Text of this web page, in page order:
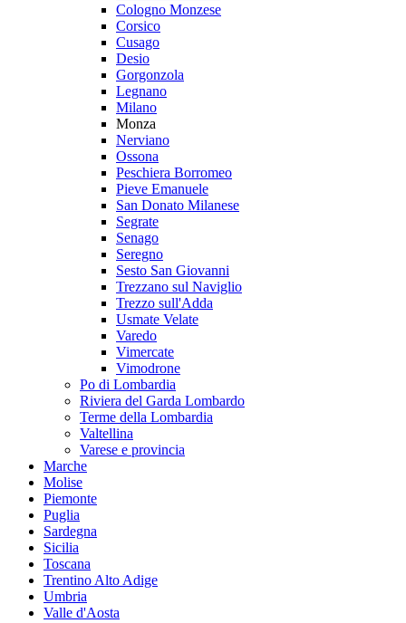
Cologno Monzese
Corsico
Cusago
Desio
Gorgonzola
Legnano
Milano
Monza
Nerviano
Ossona
Peschiera Borromeo
Pieve Emanuele
San Donato Milanese
Segrate
Senago
Seregno
Sesto San Giovanni
Trezzano sul Naviglio
Trezzo sull'Adda
Usmate Velate
Varedo
Vimercate
Vimodrone
Po di Lombardia
Riviera del Garda Lombardo
Terme della Lombardia
Valtellina
Varese e provincia
Marche
Molise
Piemonte
Puglia
Sardegna
Sicilia
Toscana
Trentino Alto Adige
Umbria
Valle d'Aosta